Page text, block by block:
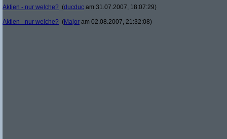
Aktien - nur welche? (ducduc am 31.07.2007, 18:07:29)
Aktien - nur welche? (Major am 02.08.2007, 21:32:08)